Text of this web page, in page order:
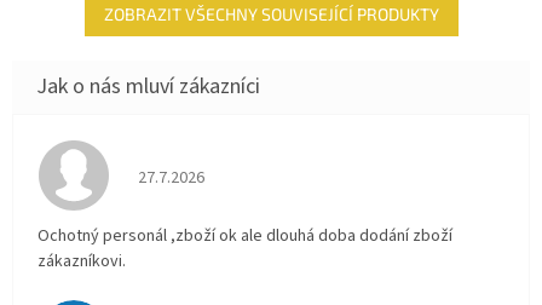
ZOBRAZIT VŠECHNY SOUVISEJÍCÍ PRODUKTY
Hodnocení obchodu je 4 z 5 hvězdiček.
27.7.2026
Ochotný personál ,zboží ok ale dlouhá doba dodání zboží
zákazníkovi.